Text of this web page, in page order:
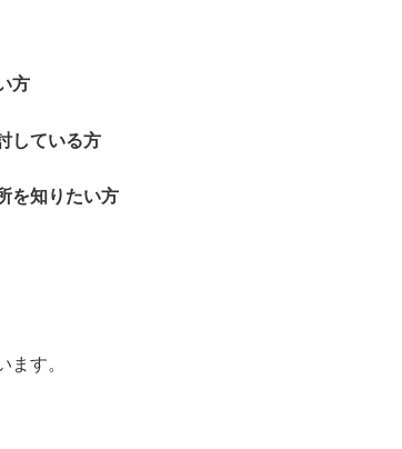
方
している方
を知りたい方
す。